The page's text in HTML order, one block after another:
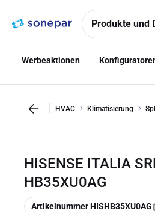
NavigationInhalt
Produkte und
Werbeaktionen
HVAC Klimatisierung
HISENSE ITALIA
HB35XU0AG
Kopieren
Artikelnummer HISHB35XU0AG